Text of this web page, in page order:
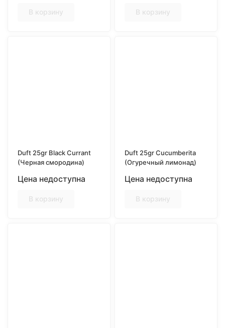
В корзину В корзину
Duft 25gr Black Currant
(Черная смoрoдина)
Цена недоступна
В корзину
Duft 25gr Cucumberita
(Огуречный лимонад)
Цена недоступна
В корзину